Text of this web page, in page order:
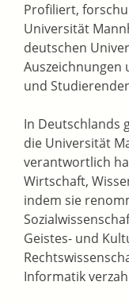
Profiliert,
Universität
deutschen
und
In Deutschlands
die Universität
verantwortlich
Wirtschaft,
indem sie
Geistes- und
Informatik